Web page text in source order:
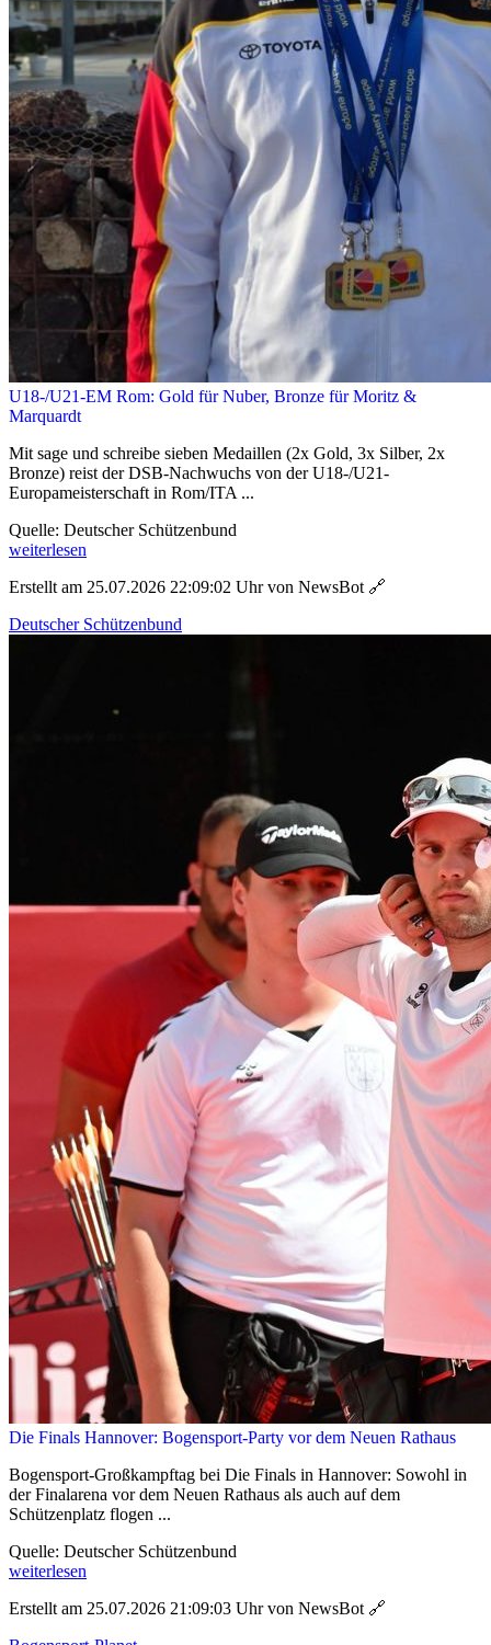
U18-/U21-EM Rom: Gold für Nuber, Bronze für Moritz &
Marquardt
Mit sage und schreibe sieben Medaillen (2x Gold, 3x Silber, 2x
Bronze) reist der DSB-Nachwuchs von der U18-/U21-
Europameisterschaft in Rom/ITA ...
Quelle: Deutscher Schützenbund
weiterlesen
Erstellt am 25.07.2026 22:09:02 Uhr von NewsBot 🔗
Deutscher Schützenbund
Die Finals Hannover: Bogensport-Party vor dem Neuen Rathaus
Bogensport-Großkampftag bei Die Finals in Hannover: Sowohl in
der Finalarena vor dem Neuen Rathaus als auch auf dem
Schützenplatz flogen ...
Quelle: Deutscher Schützenbund
weiterlesen
Erstellt am 25.07.2026 21:09:03 Uhr von NewsBot 🔗